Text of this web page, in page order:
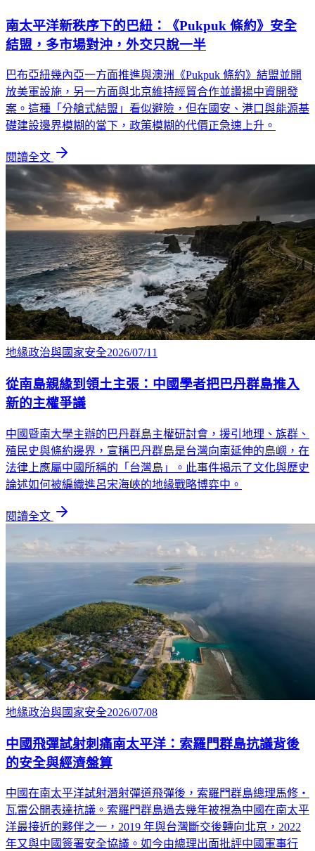
南太平洋新秩序下的巴紐：《Pukpuk 條約》安全
結盟，多市場對沖，外交只說一半
巴布亞紐幾內亞一方面推進與澳洲《Pukpuk 條約》結盟並開
放美軍設施，另一方面與北京維持經貿合作並讚揚中資開發
案。這種「分艙式結盟」看似避險，但在國安、港口與能源基
礎建設邊界模糊的當下，政策模糊的代價正急速上升。
閱讀全文
地緣政治與國家安全2026/07/11
從南島親緣到領土主張：中國學者把巴丹群島推入
新的主權爭議
中國暨南大學主辦的巴丹群島主權研討會，援引地理、族群、
殖民史與條約邊界，宣稱巴丹群島是台灣向南延伸的島嶼，在
法律上應屬中國所稱的「台灣島」。此事件揭示了文化與歷史
論述如何被編織進呂宋海峽的地緣戰略博弈中。
閱讀全文
地緣政治與國家安全2026/07/08
中國飛彈試射刺痛南太平洋：索羅門群島抗議背後
的安全與經濟盤算
中國在南太平洋試射潛射彈道飛彈後，索羅門群島總理馬修・
瓦雷公開表達抗議。索羅門群島過去幾年被視為中國在南太平
洋最接近的夥伴之一，2019 年與台灣斷交後轉向北京，2022
年又與中國簽署安全協議。如今由總理出面批評中國軍事行